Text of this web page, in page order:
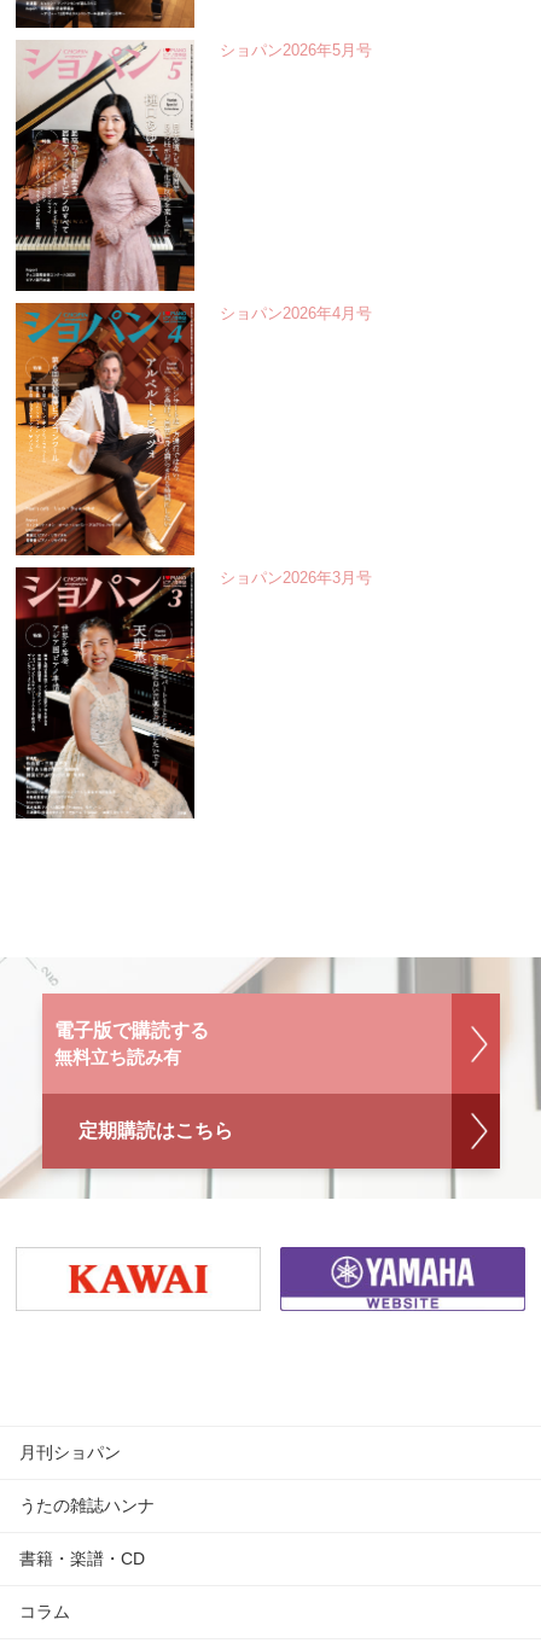
ショパン2026年5月号
ショパン2026年4月号
ショパン2026年3月号
電子版で購読する
無料立ち読み有
定期購読はこちら
月刊ショパン
うたの雑誌ハンナ
書籍・楽譜・CD
コラム